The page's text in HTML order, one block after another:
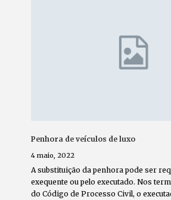
Penhora de veículos de luxo
4 maio, 2022
A substituição da penhora pode ser
exequente ou pelo executado. Nos
do Código de Processo Civil, o